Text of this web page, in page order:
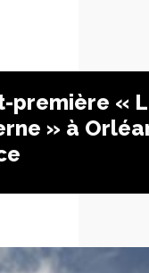
première «
» à
des cookies